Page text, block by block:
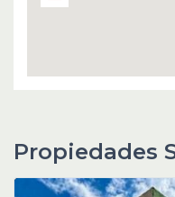
Propiedades